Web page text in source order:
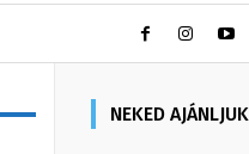
NEKED AJÁNLJUK